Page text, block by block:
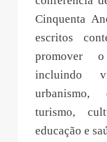
Cinquenta
escritos
promover
incluindo
urbanismo,
turismo,
educação e